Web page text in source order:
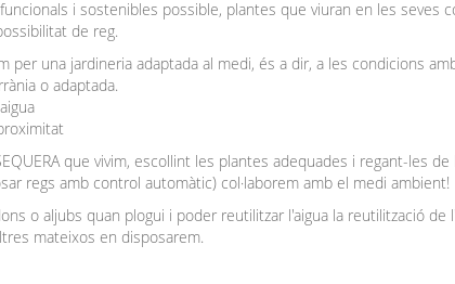
i sostenibles possible, plantes que viuran en les seves
de reg.
per una jardineria adaptada al medi, és a dir, a les condicions
o adaptada.
que vivim, escollint les plantes adequades i regant-les
regs amb control automàtic) col·laborem amb el medi ambient!
o aljubs quan plogui i poder reutilitzar l'aigua la reutilització
mateixos en disposarem.